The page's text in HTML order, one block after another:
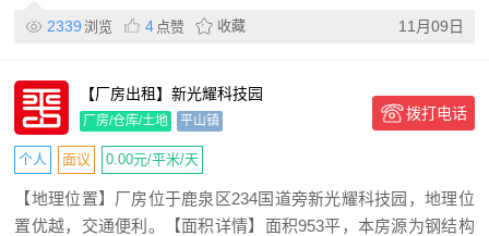
2339 浏览 4 点赞 收藏 11月09日
【厂房出租】新光耀科技园
厂房/仓库/土地 平山镇 拨打电话
个人 面议 0.00元/平米/天
【地理位置】厂房位于鹿泉区234国道旁新光耀科技园，地理位
置优越，交通便利。【面积详情】面积953平，本房源为钢结构